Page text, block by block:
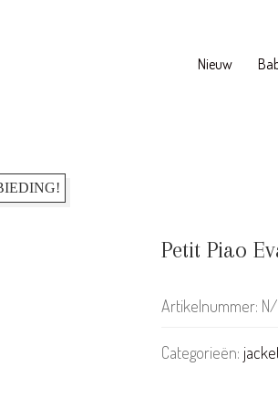
Nieuw
Petit Piao
Artikelnummer:
Categorieën: